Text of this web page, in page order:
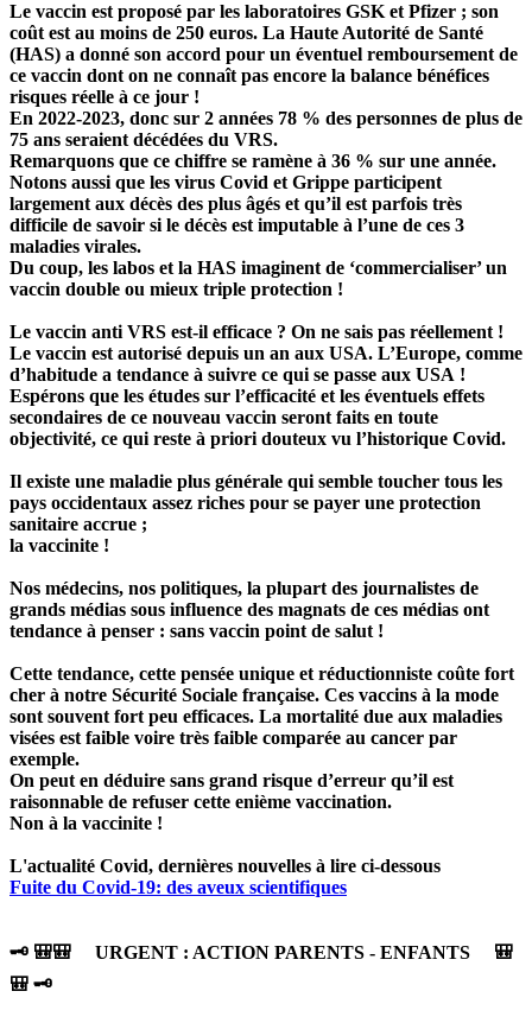
Le vaccin est proposé par les laboratoires GSK et Pfizer ; son
coût est au moins de 250 euros. La Haute Autorité de Santé
(HAS) a donné son accord pour un éventuel remboursement de
ce vaccin dont on ne connaît pas encore la balance bénéfices
risques réelle à ce jour !
En 2022-2023, donc sur 2 années 78 % des personnes de plus de
75 ans seraient décédées du VRS.
Remarquons que ce chiffre se ramène à 36 % sur une année.
Notons aussi que les virus Covid et Grippe participent
largement aux décès des plus âgés et qu’il est parfois très
difficile de savoir si le décès est imputable à l’une de ces 3
maladies virales.
Du coup, les labos et la HAS imaginent de ‘commercialiser’ un
vaccin double ou mieux triple protection !
Le vaccin anti VRS est-il efficace ? On ne sais pas réellement !
Le vaccin est autorisé depuis un an aux USA. L’Europe, comme
d’habitude a tendance à suivre ce qui se passe aux USA !
Espérons que les études sur l’efficacité et les éventuels effets
secondaires de ce nouveau vaccin seront faits en toute
objectivité, ce qui reste à priori douteux vu l’historique Covid.
Il existe une maladie plus générale qui semble toucher tous les
pays occidentaux assez riches pour se payer une protection
sanitaire accrue ;
la vaccinite !
Nos médecins, nos politiques, la plupart des journalistes de
grands médias sous influence des magnats de ces médias ont
tendance à penser : sans vaccin point de salut !
Cette tendance, cette pensée unique et réductionniste coûte fort
cher à notre Sécurité Sociale française. Ces vaccins à la mode
sont souvent fort peu efficaces. La mortalité due aux maladies
visées est faible voire très faible comparée au cancer par
exemple.
On peut en déduire sans grand risque d’erreur qu’il est
raisonnable de refuser cette enième vaccination.
Non à la vaccinite !
L'actualité Covid, dernières nouvelles à lire ci-dessous
Fuite du Covid-19: des aveux scientifiques
🗝 🎒🎒 URGENT : ACTION PARENTS - ENFANTS 🎒
🎒 🗝